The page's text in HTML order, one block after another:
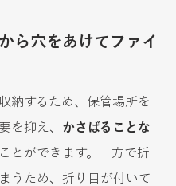
ら穴をあけてファイ
納するため、保管場所を
を抑え、 かさばることな
とができます。一方で折
うため、折り目が付いて